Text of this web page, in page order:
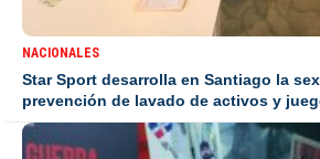
NACIONALES
Star Sport desarrolla en Santiago la
prevención de lavado de activos y